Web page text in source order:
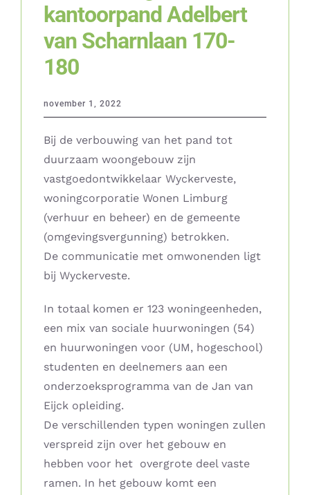
kantoorpand Adelbert
van Scharnlaan 170-
180
november 1, 2022
Bij de verbouwing van het pand tot
duurzaam woongebouw zijn
vastgoedontwikkelaar Wyckerveste,
woningcorporatie Wonen Limburg
(verhuur en beheer) en de gemeente
(omgevingsvergunning) betrokken.
De communicatie met omwonenden ligt
bij Wyckerveste.
In totaal komen er 123 woningeenheden,
een mix van sociale huurwoningen (54)
en huurwoningen voor (UM, hogeschool)
studenten en deelnemers aan een
onderzoeksprogramma van de Jan van
Eijck opleiding.
De verschillenden typen woningen zullen
verspreid zijn over het gebouw en
hebben voor het overgrote deel vaste
ramen. In het gebouw komt een